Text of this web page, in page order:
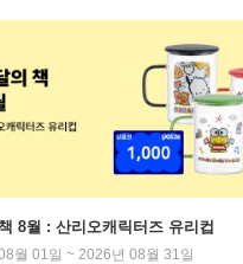
8월 : 산리오캐릭터즈 유리컵
월 01일 ~ 2026년 08월 31일